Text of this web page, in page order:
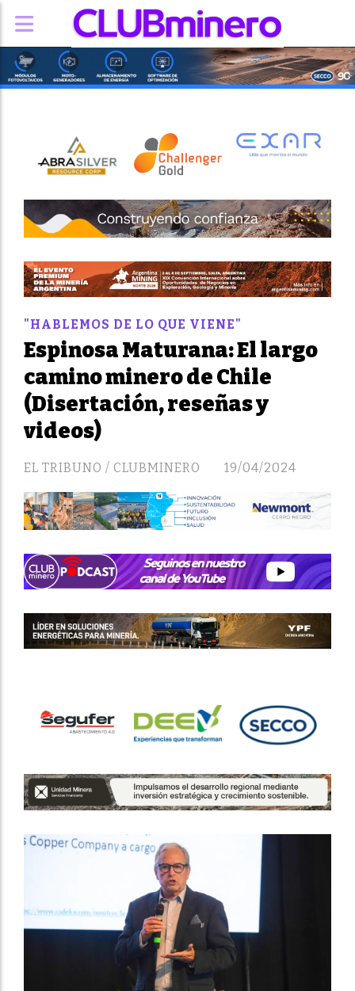
Espinosa Maturana: El largo
camino minero de Chile
(Disertación, reseñas y
videos)
"HABLEMOS DE LO QUE VIENE"
19/04/2024
EL TRIBUNO / CLUBMINERO